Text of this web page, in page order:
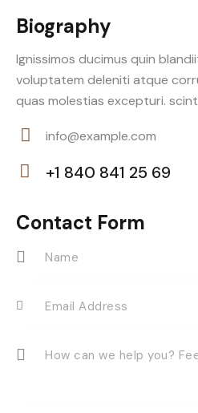
Biography
Ignissimos ducimus quin
voluptatem deleniti atque
quas molestias excepturi.
m
info@example.com
on
e:
+1 840 841 25 69
Contact Form